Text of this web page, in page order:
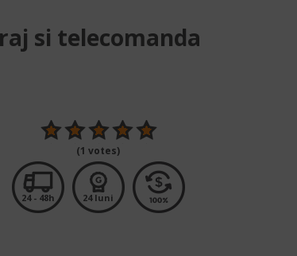
si telecomanda
(1 votes)
24 - 48h 24 luni